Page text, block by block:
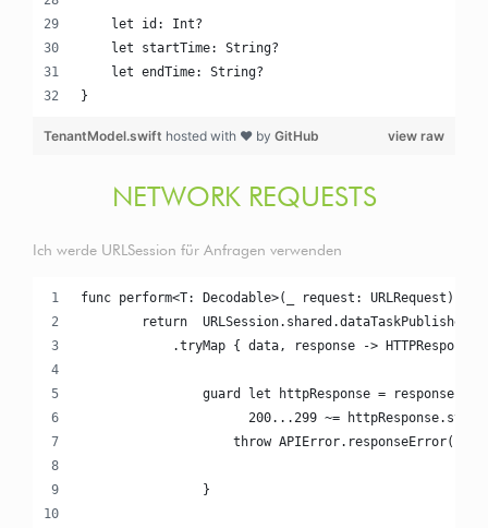
    let id: Int?
    let startTime: String?
    let endTime: String?
}
view raw
TenantModel.swift hosted with ❤ by GitHub
NETWORK REQUESTS
Ich werde URLSession für Anfragen verwenden
func perform<T: Decodable>(_ request: URLRequest) ->
return
.tryMap { data, response ->
guard let httpResponse = response
200...299 ~=
throw
                }